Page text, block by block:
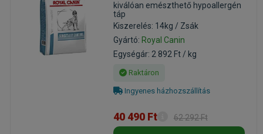
kiválóan emészthető hypoallergén
táp
Kiszerelés: 14kg / Zsák
Gyártó: Royal Canin
Egységár: 2 892 Ft / kg
Raktáron
Ingyenes házhozszállítás
40 490 Ft 62 292 Ft